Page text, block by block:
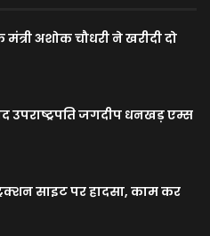
अशोक चौधरी ने खरीदी दो
उपराष्ट्रपति जगदीप धनखड़ एम्स
साइट पर हादसा, काम कर